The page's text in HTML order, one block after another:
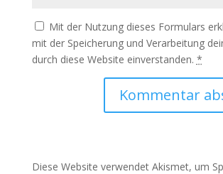
Mit der Nutzung dieses Formulars
mit der Speicherung und Verarbeitung
durch diese Website einverstanden. *
Diese Website verwendet Akismet, um